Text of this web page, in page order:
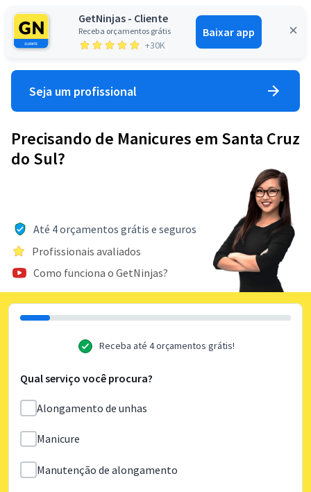
GetNinjas - Cliente
Receba orçamentos grátis
+30K
Baixar app
Entrar
Seja um profissional
Precisando de Manicures em Santa Cruz
do Sul?
Até 4 orçamentos grátis e seguros
Profissionais avaliados
Como funciona o GetNinjas?
Receba até 4 orçamentos grátis!
Qual serviço você procura?
Alongamento de unhas
Manicure
Manutenção de alongamento